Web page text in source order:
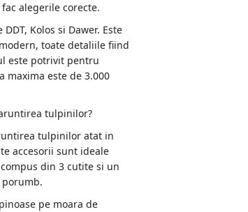
alegerile corecte.
Kolos si Dawer. Este
toate detaliile fiind
este potrivit pentru
este de 3.000
tulpinilor?
tulpinilor atat in
accesorii sunt ideale
din 3 cutite si un
pe moara de